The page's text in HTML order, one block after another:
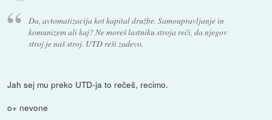
Da, avtomatizacija kot kapital družbe. Samoupravljanje in
komunizem ali kaj? Ne moreš lastniku stroja reči, da njegov
stroj je naš stroj. UTD reši zadevo.
Jah sej mu preko UTD-ja to rečeš, recimo.
o+ nevone